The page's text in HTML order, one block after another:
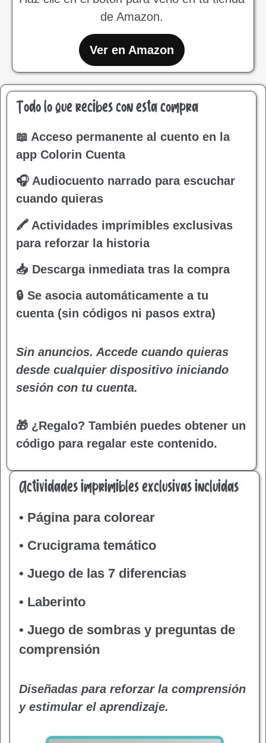
de Amazon.
Ver en Amazon
Todo lo que recibes con esta compra
📖 Acceso permanente al cuento en la
app Colorin Cuenta
🎧 Audiocuento narrado para escuchar
cuando quieras
🖍 Actividades imprimibles exclusivas
para reforzar la historia
📥 Descarga inmediata tras la compra
🔒 Se asocia automáticamente a tu
cuenta (sin códigos ni pasos extra)
Sin anuncios. Accede cuando quieras
desde cualquier dispositivo iniciando
sesión con tu cuenta.
🎁 ¿Regalo? También puedes obtener un
código para regalar este contenido.
Actividades imprimibles exclusivas incluidas
• Página para colorear
• Crucigrama temático
• Juego de las 7 diferencias
• Laberinto
• Juego de sombras y preguntas de
comprensión
Diseñadas para reforzar la comprensión
y estimular el aprendizaje.